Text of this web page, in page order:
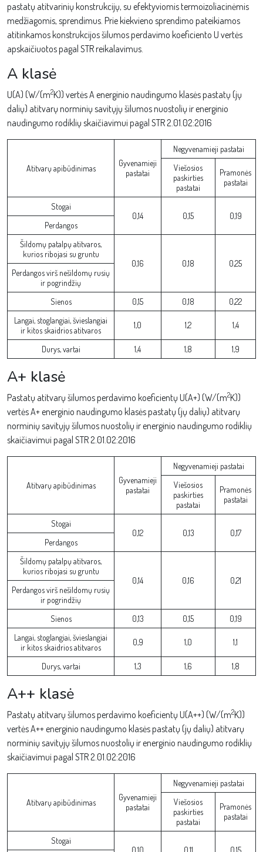
pastatų atitvarinių konstrukcijų, su efektyviomis termoizoliacinėmis
medžiagomis, sprendimus. Prie kiekvieno sprendimo pateikiamos
atitinkamos konstrukcijos šilumos perdavimo koeficiento U vertės
apskaičiuotos pagal STR reikalavimus.
A klasė
U(A) (W/(m2K)) vertės A energinio naudingumo klasės pastatų (jų
dalių) atitvarų norminių savitųjų šilumos nuostolių ir energinio
naudingumo rodiklių skaičiavimui pagal STR 2.01.02:2016
Atitvarų apibūdinimas
Gyvenamieji
pastatai
Negyvenamieji pastatai
Viešosios
paskirties
pastatai
Pramonės
pastatai
Stogai
0,14
0,15
0,19
Perdangos
Šildomų patalpų atitvaros,
kurios ribojasi su gruntu
0,16
0,18
0,25
Perdangos virš nešildomų rusių
ir pogrindžių
Sienos
0,15 0,18
0,22
Langai, stoglangiai, švieslangiai
ir kitos skaidrios atitvaros
1,0 1,2 1,4
Durys, vartai 1,4 1,8 1,9
A+ klasė
Pastatų atitvarų šilumos perdavimo koeficientų U(A+) (W/(m2K))
vertės A+ energinio naudingumo klasės pastatų (jų dalių) atitvarų
norminių savitųjų šilumos nuostolių ir energinio naudingumo rodiklių
skaičiavimui pagal STR 2.01.02:2016
Atitvarų apibūdinimas
Gyvenamieji
pastatai
Negyvenamieji pastatai
Viešosios
paskirties
pastatai
Pramonės
pastatai
Stogai
0,12
0,13
0,17
Perdangos
Šildomų patalpų atitvaros,
kurios ribojasi su gruntu
0,14
0,16
0,21
Perdangos virš nešildomų rusių
ir pogrindžių
Sienos
0,13 0,15
0,19
Langai, stoglangiai, švieslangiai
ir kitos skaidrios atitvaros
0,9 1,0 1,1
Durys, vartai 1,3 1,6 1,8
A++ klasė
Pastatų atitvarų šilumos perdavimo koeficientų U(A++) (W/(m2K))
vertės A++ energinio naudingumo klasės pastatų (jų dalių) atitvarų
norminių savitųjų šilumos nuostolių ir energinio naudingumo rodiklių
skaičiavimui pagal STR 2.01.02:2016
Atitvarų apibūdinimas
Gyvenamieji
pastatai
Negyvenamieji pastatai
Viešosios
paskirties
pastatai
Pramonės
pastatai
Stogai
0,10
0,11 0,15